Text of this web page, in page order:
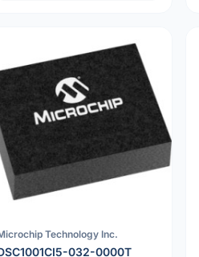
Technology Inc.
032-0000T